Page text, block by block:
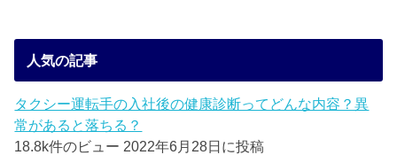
人気の記事
タクシー運転手の入社後の健康診断ってどんな内容？異
常があると落ちる？
18.8k件のビュー 2022年6月28日に投稿